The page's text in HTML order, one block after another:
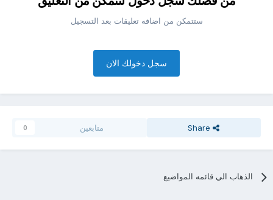
ستتمكن من اضافه تعليقات بعد التسجيل
سجل دخولك الان
Share متابعين 0
الذهاب الي قائمه المواضيع